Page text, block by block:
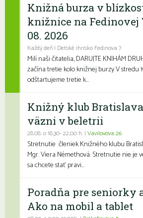
Knižná burza v
knižnice na Fedinovej
08. 2026
Každý deň | Detské ihrisko Fedinova 7
Milí naši čitatelia, DARUJTE KNIHÁM
začína tretie kolo knižnej burzy V stredu
odštartujeme tretie k...
Knižný klub
väzni v beletrii
28.08. o 18,30- 22,00 h. | Vavilovova 26
Stretnutie členiek Knižného klubu
Mgr. Viera Némethová. Stretnutie nie je
sa chcete stať pravi...
Poradňa pre seniorky
Ako na mobil a tablet